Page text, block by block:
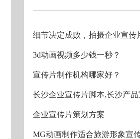
细节决定成败，拍摄企业宣传
3d动画视频多少钱一秒？
宣传片制作机构哪家好？
长沙企业宣传片脚本,长沙产品
企业宣传片策划方案
MG动画制作适合旅游形象宣